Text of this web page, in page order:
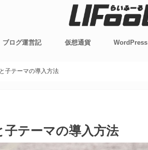
ブログ運営記 仮想通貨 WordPress
子テーマの導入方法
テーマの導入方法